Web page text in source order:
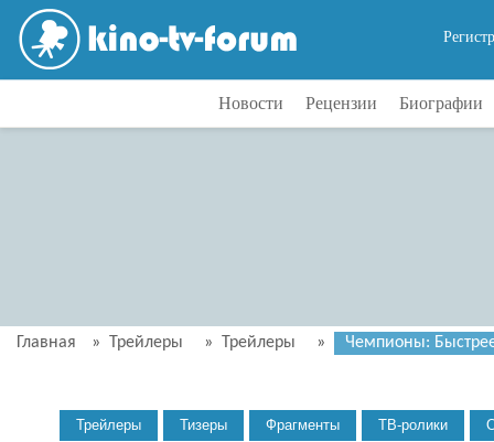
Новости Рецензии Биографии
Главная » Трейлеры » Трейлеры » Чемпионы: